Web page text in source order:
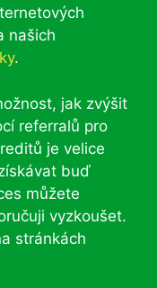
našich
.
jak zvýšit
referralů pro
je velice
buď
můžete
vyzkoušet.
stránkách